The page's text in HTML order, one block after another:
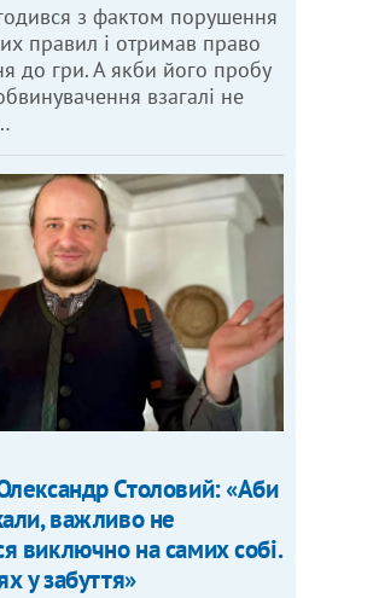
з фактом порушення
правил і отримав право
до гри. А якби його пробу
взагалі не
Столовий: «Аби
важливо не
виключно на самих собі.
у забуття»